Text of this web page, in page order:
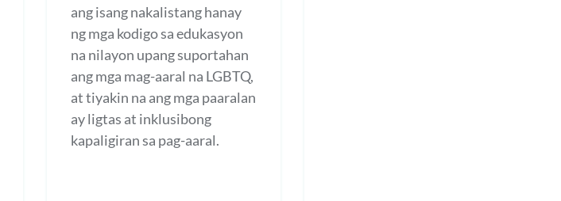
ang isang nakalistang hanay
ng mga kodigo sa edukasyon
na nilayon upang suportahan
ang mga mag-aaral na LGBTQ,
at tiyakin na ang mga paaralan
ay ligtas at inklusibong
kapaligiran sa pag-aaral.